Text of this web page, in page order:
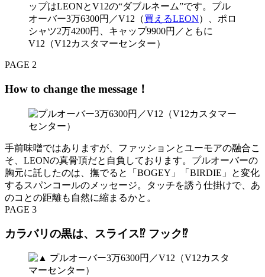
ップはLEONとV12の“ダブルネーム”です。プル
オーバー3万6300円／V12（買えるLEON）、ポロ
シャツ2万4200円、キャップ9900円／ともに
V12（V12カスタマーセンター）
PAGE 2
How to change the message！
手前味噌ではありますが、ファッションとユーモアの融合こ
そ、LEONの真骨頂だと自負しております。プルオーバーの
胸元に託したのは、撫でると「BOGEY」「BIRDIE」と変化
するスパンコールのメッセージ。タッチを誘う仕掛けで、あ
のコとの距離も自然に縮まるかと。
PAGE 3
カラバリの黒は、スライス⁉ フック⁉